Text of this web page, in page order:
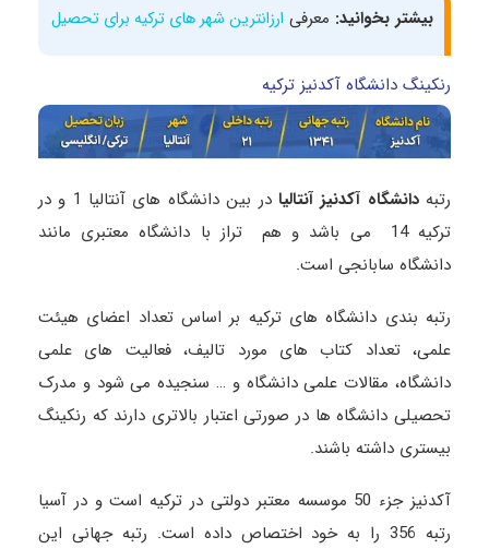
بیشتر بخوانید: معرفی ارزانترین شهر های ترکیه برای تحصیل
رنکینگ دانشگاه آکدنیز ترکیه
رتبهدانشگاه آکدنیز آنتالیا
در بین دانشگاه های آنتالیا 1 و در
ترکیه 14 می باشد و هم تراز با دانشگاه معتبری مانند
دانشگاه سابانجی است.
رتبه بندی دانشگاه های ترکیه بر اساس تعداد اعضای هیئت
علمی، تعداد کتاب های مورد تالیف، فعالیت های علمی
دانشگاه، مقالات علمی دانشگاه و … سنجیده می شود و مدرک
تحصیلی دانشگاه ها در صورتی اعتبار بالاتری دارند که رنکینگ
بیستری داشته باشند.
آکدنیز جزء 50 موسسه معتبر دولتی در ترکیه است و در آسیا
رتبه 356 را به خود اختصاص داده است. رتبه جهانی این